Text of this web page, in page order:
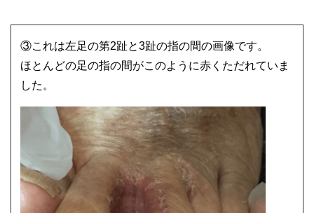
③これは左足の第2趾と3趾の指の間の画像です。
ほとんどの足の指の間がこのように赤くただれていま
した。